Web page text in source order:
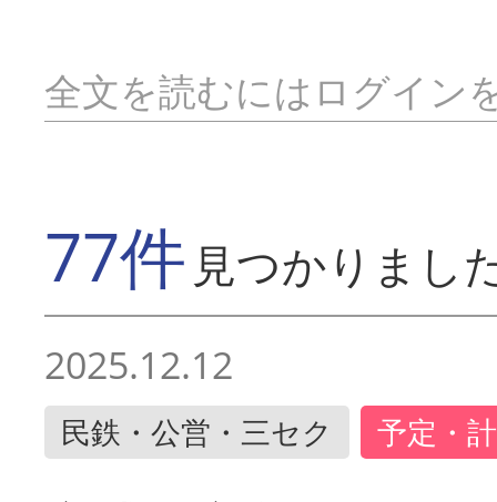
全文を読むにはログイン
77件 見つかりまし
2025.12.12
民鉄・公営・三セク 予定・